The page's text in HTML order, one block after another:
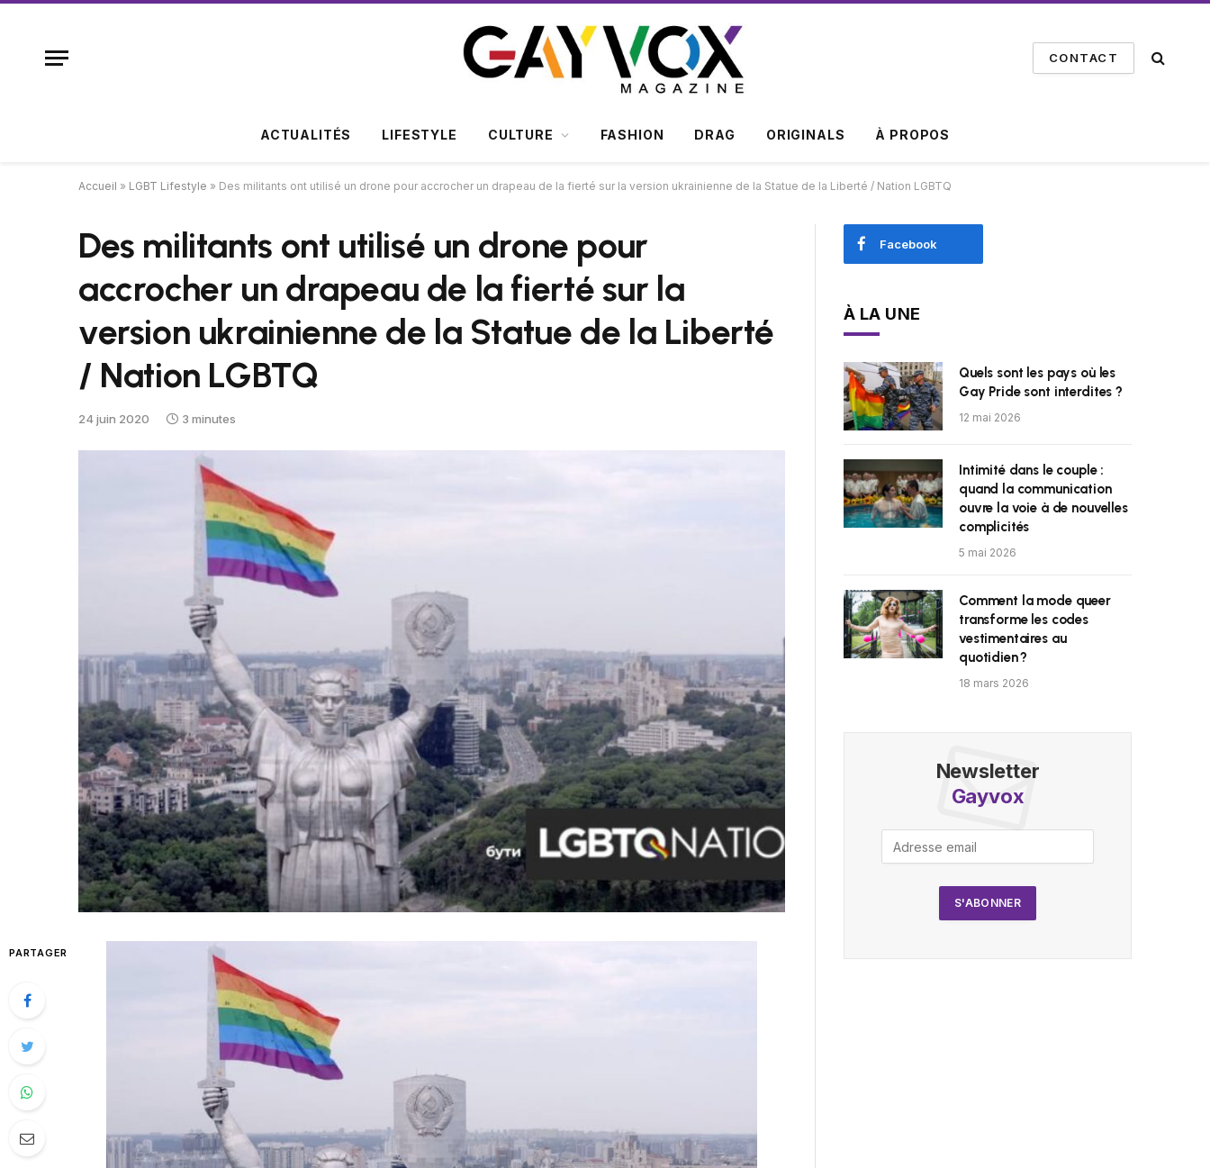
CONTACT
ACTUALITÉS LIFESTYLE CULTURE FASHION DRAG ORIGINALS À PROPOS
Accueil » LGBT Lifestyle » Des militants ont utilisé un drone pour accrocher un drapeau de la fierté sur la version ukrainienne de la Statue de la Liberté / Nation LGBTQ
Des militants ont utilisé un drone pour
accrocher un drapeau de la fierté sur la
version ukrainienne de la Statue de la Liberté
/ Nation LGBTQ
24 juin 2020 3 minutes
PARTAGER
Facebook
À LA UNE
Quels sont les pays où les
Gay Pride sont interdites ?
12 mai 2026
Intimité dans le couple :
quand la communication
ouvre la voie à de nouvelles
complicités
5 mai 2026
Comment la mode queer
transforme les codes
vestimentaires au
quotidien ?
18 mars 2026
Newsletter
Gayvox